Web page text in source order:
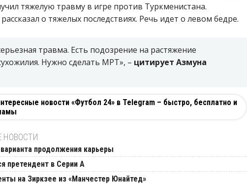
тяжелую травму в игре против Туркменистана.
о тяжелых последствиях. Речь идет о левом бедре.
травма. Есть подозрение на растяжение
Нужно сделать МРТ», – цитирует Азмуна
новости «Футбол 24» в Telegram – быстро, бесплатно и
НОВОСТИ
продолжения карьеры
претендент в Серии А
на Зиркзее из «Манчестер Юнайтед»